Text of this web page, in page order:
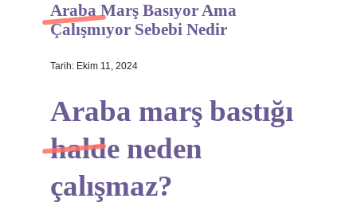
Hakkımızda
Araba Marş Basıyor Ama
Çalışmıyor Sebebi Nedir
Tarih: Ekim 11, 2024
Araba marş bastığı
halde neden
çalışmaz?